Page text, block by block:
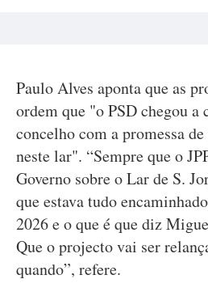
Paulo Alves aponta que as
ordem que "o PSD chegou a
concelho com a promessa
neste lar". “Sempre que o
Governo sobre o Lar de S.
que estava tudo
2026 e o que é que diz
Que o projecto vai ser
quando”, refere.